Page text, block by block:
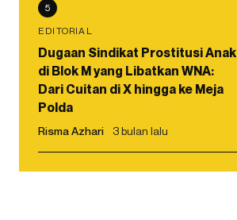
5
EDITORIAL
Dugaan Sindikat Prostitusi Anak
di Blok M yang Libatkan WNA:
Dari Cuitan di X hingga ke Meja
Polda
Risma Azhari 3 bulan lalu